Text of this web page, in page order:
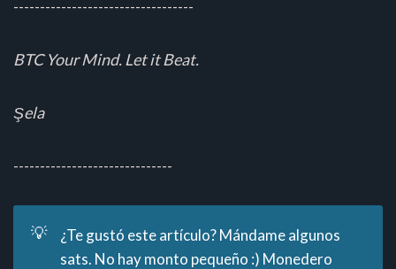
----------------------------------
BTC Your Mind. Let it Beat.
Şela
------------------------------
💡
¿Te gustó este artículo? Mándame algunos
sats. No hay monto pequeño :) Monedero